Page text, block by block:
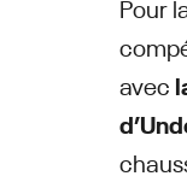
Pour
avec